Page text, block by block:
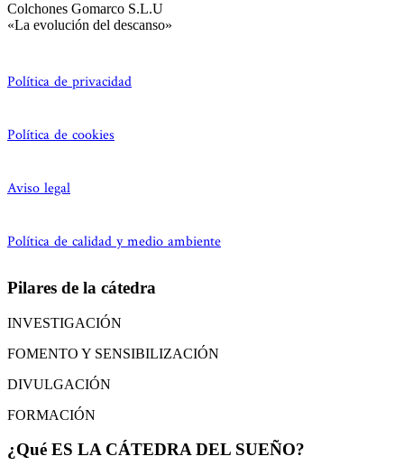
Colchones Gomarco S.L.U
«La evolución del descanso»
Política de privacidad
Política de cookies
Aviso legal
Política de calidad y medio ambiente
Pilares de la cátedra
INVESTIGACIÓN
FOMENTO Y SENSIBILIZACIÓN
DIVULGACIÓN
FORMACIÓN
¿Qué ES LA CÁTEDRA DEL SUEÑO?